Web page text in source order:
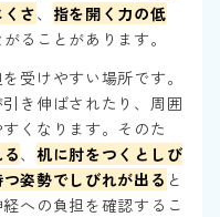
さ、 指を開く力の低
ることがあります。
受けやすい場所です。
き伸ばされたり、周囲
くなります。そのた
、 机に肘をつくとしび
姿勢でしびれが出る と
への負担を確認するこ